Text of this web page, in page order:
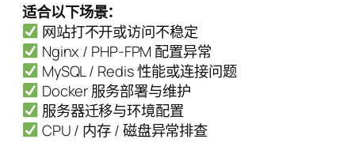
适合以下场景：
网站打不开或访问不稳定
Nginx / PHP-FPM 配置异常
MySQL / Redis 性能或连接问题
Docker 服务部署与维护
服务器迁移与环境配置
CPU / 内存 / 磁盘异常排查